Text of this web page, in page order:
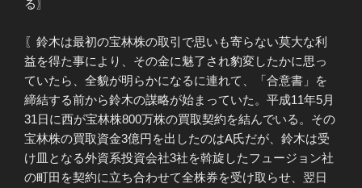
る〗
〖鈴木は最初の宝林株の取引で思いも寄らない莫大な利
益を得た事により、その金に魅了され豹変したかに思っ
ていたら、全貌が明らかになるに連れて、「合意書」を
締結する前から鈴木の謀略が始まっていた。平成11年5月
31日に西が宝林株800万株の買取契約を結んでいる。その
宝林株の買取資金3億円を出したのはA氏だが、鈴木は受
け皿となる外資系投資会社3社を斡旋したフュージョン社
の町田を契約に立ち合わせて全株券を受け取らせ、翌日